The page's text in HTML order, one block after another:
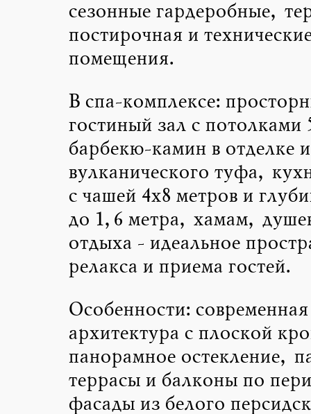
сезонные гардеробные,
постирочная и технические
помещения.
В спа-комплексе:
гостиный зал с потолками
барбекю-камин в отделке
вулканического туфа,
с чашей 4х8 метров и
до 1,6 метра, хамам,
отдыха - идеальное
релакса и приема гостей.
Особенности: современная
архитектура с плоской
панорамное остекление,
террасы и балконы по
фасады из белого